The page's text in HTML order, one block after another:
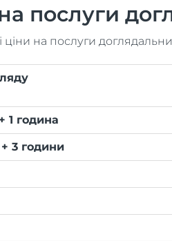
послуги
ціни на послуги
1 година
3 години